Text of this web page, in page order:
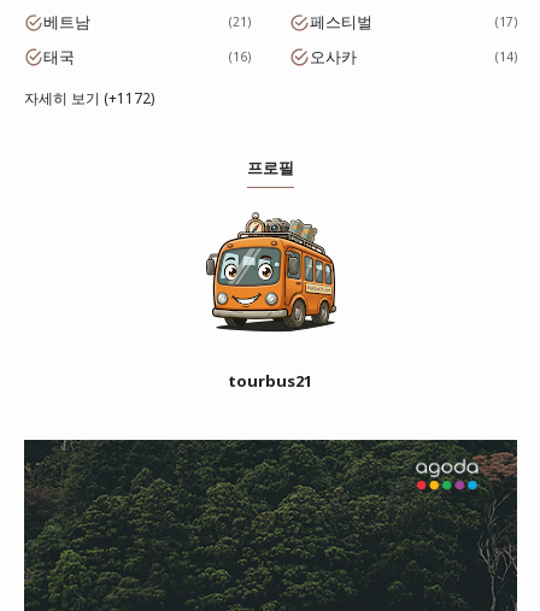
베트남 21 페스티벌 17
태국 16 오사카 14
자세히 보기 (+1172)
프로필
tourbus21